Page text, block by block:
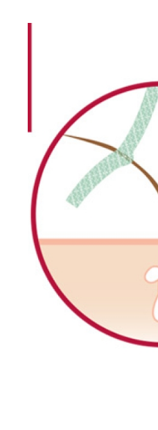
APRES ÉPILATION
Appliqué après l’épilation,
la repousse en attaquant
les sensations d’inconfort